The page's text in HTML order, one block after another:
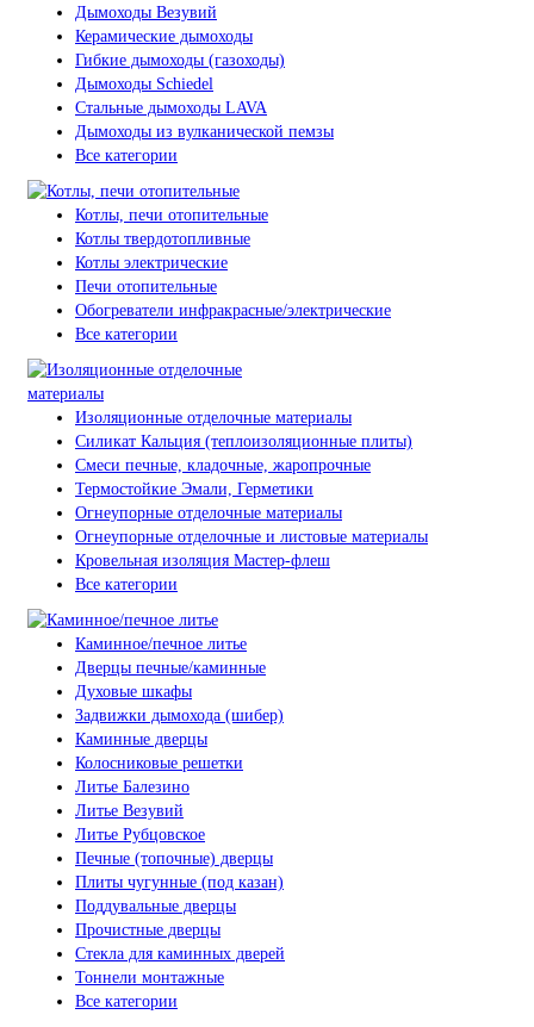
Дымоходы Везувий
Керамические дымоходы
Гибкие дымоходы (газоходы)
Дымоходы Schiedel
Стальные дымоходы LAVA
Дымоходы из вулканической пемзы
Все категории
Котлы, печи отопительные
Котлы твердотопливные
Котлы электрические
Печи отопительные
Обогреватели инфракрасные/электрические
Все категории
Изоляционные отделочные материалы
Силикат Кальция (теплоизоляционные плиты)
Смеси печные, кладочные, жаропрочные
Термостойкие Эмали, Герметики
Огнеупорные отделочные материалы
Огнеупорные отделочные и листовые материалы
Кровельная изоляция Мастер-флеш
Все категории
Каминное/печное литье
Дверцы печные/каминные
Духовые шкафы
Задвижки дымохода (шибер)
Каминные дверцы
Колосниковые решетки
Литье Балезино
Литье Везувий
Литье Рубцовское
Печные (топочные) дверцы
Плиты чугунные (под казан)
Поддувальные дверцы
Прочистные дверцы
Стекла для каминных дверей
Тоннели монтажные
Все категории